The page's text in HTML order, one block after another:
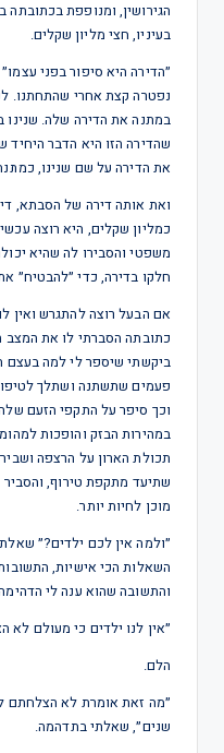
הגירושין, ומנופפת בכתובתה
בעיניו, חצי מליון שקלים.
״הדירה היא סיפור בפני
נפטרה קצת אחרי שהתחתנו.
במתנה את הדירה שלה. שנינו
שהדירה הזו היא הדבר
את הדירה על שם שנינו,
ואת אותה דירה של הסבתא,
כמליון שקלים, היא רוצה
משפטי והסבירו לה שהיא
חלקו בדירה, כדי ״להבטיח״
אם הבעל רוצה להתגרש ואין
כתובתה הסברתי לו את המצב
ביקשתי שיספר לי למה בעצם
פעמים שתשתנה ושתלך
וכך סיפר על התקפי הזעם
במהירות הבזק והופכות
תכולת הארון על הרצפה
שתיעד מתקפת טירוף,
מוכן לחיות יותר.
״ולמה אין לכם ילדים?״
השאלות הכי אישיות, התשובות
והתשובה שהוא ענה לי
״אין לנו ילדים כי מעולם לא
הלם.
״מה זאת אומרת לא הצלחתם
שנים״, שאלתי בתדהמה.